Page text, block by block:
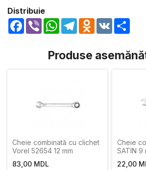
Distribuie
Facebook
Viber WhatsApp
TelegramOdnoklassniki
VK
Produse
Cheie combinată cu clichet
Vorel 52654 12 mm
83,00 MDL
Cheie
SATIN 9
22,00